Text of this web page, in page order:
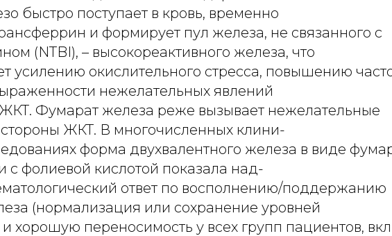
быстро поступает в кровь, временно
и формирует пул железа, не связанного с
(NTBI), – высокореактивного железа, что
усилению окислительного стресса, повышению
нежелательных явлений
Фумарат железа реже вызывает нежелательные
ЖКТ. В многочисленных клини-
форма двухвалентного железа в виде
с фолиевой кислотой показала над-
ответ по восполнению/поддержанию
(нормализация или сохранение уровней
хорошую переносимость у всех групп пациентов,